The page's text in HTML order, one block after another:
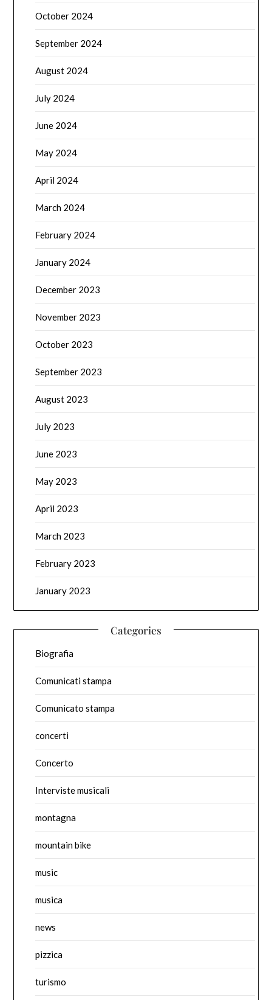
October 2024
September 2024
August 2024
July 2024
June 2024
May 2024
April 2024
March 2024
February 2024
January 2024
December 2023
November 2023
October 2023
September 2023
August 2023
July 2023
June 2023
May 2023
April 2023
March 2023
February 2023
January 2023
Categories
Biografia
Comunicati stampa
Comunicato stampa
concerti
Concerto
Interviste musicali
montagna
mountain bike
music
musica
news
pizzica
turismo